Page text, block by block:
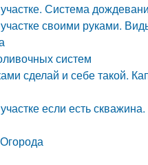
Система
своими руками.
систем
сделай и себе такой.
если есть